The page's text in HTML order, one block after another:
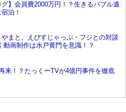
グ】会員費2000万円！？生きるバブル遺
泊！
やまと、えびすじゃっぷ・フジとの対談
動画制作は水戸黄門を意識！？
来！？たっくーTVが4億円事件を徹底